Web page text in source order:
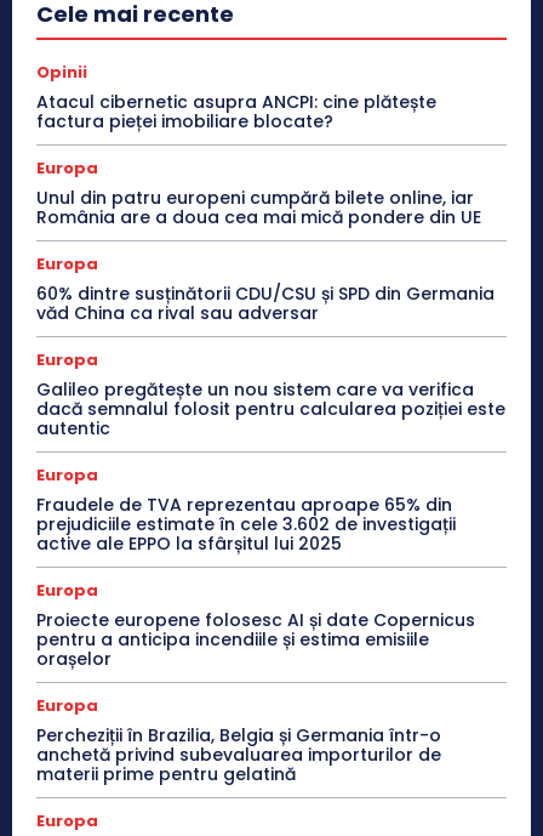
Cele mai recente
Opinii
Atacul cibernetic asupra ANCPI: cine plătește
factura pieței imobiliare blocate?
Europa
Unul din patru europeni cumpără bilete online, iar
România are a doua cea mai mică pondere din UE
Europa
60% dintre susținătorii CDU/CSU și SPD din Germania
văd China ca rival sau adversar
Europa
Galileo pregătește un nou sistem care va verifica
dacă semnalul folosit pentru calcularea poziției este
autentic
Europa
Fraudele de TVA reprezentau aproape 65% din
prejudiciile estimate în cele 3.602 de investigații
active ale EPPO la sfârșitul lui 2025
Europa
Proiecte europene folosesc AI și date Copernicus
pentru a anticipa incendiile și estima emisiile
orașelor
Europa
Percheziții în Brazilia, Belgia și Germania într-o
anchetă privind subevaluarea importurilor de
materii prime pentru gelatină
Europa